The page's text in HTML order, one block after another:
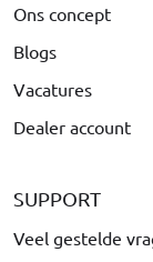
Ons concept
Blogs
Vacatures
Dealer account
SUPPORT
Veel gestelde